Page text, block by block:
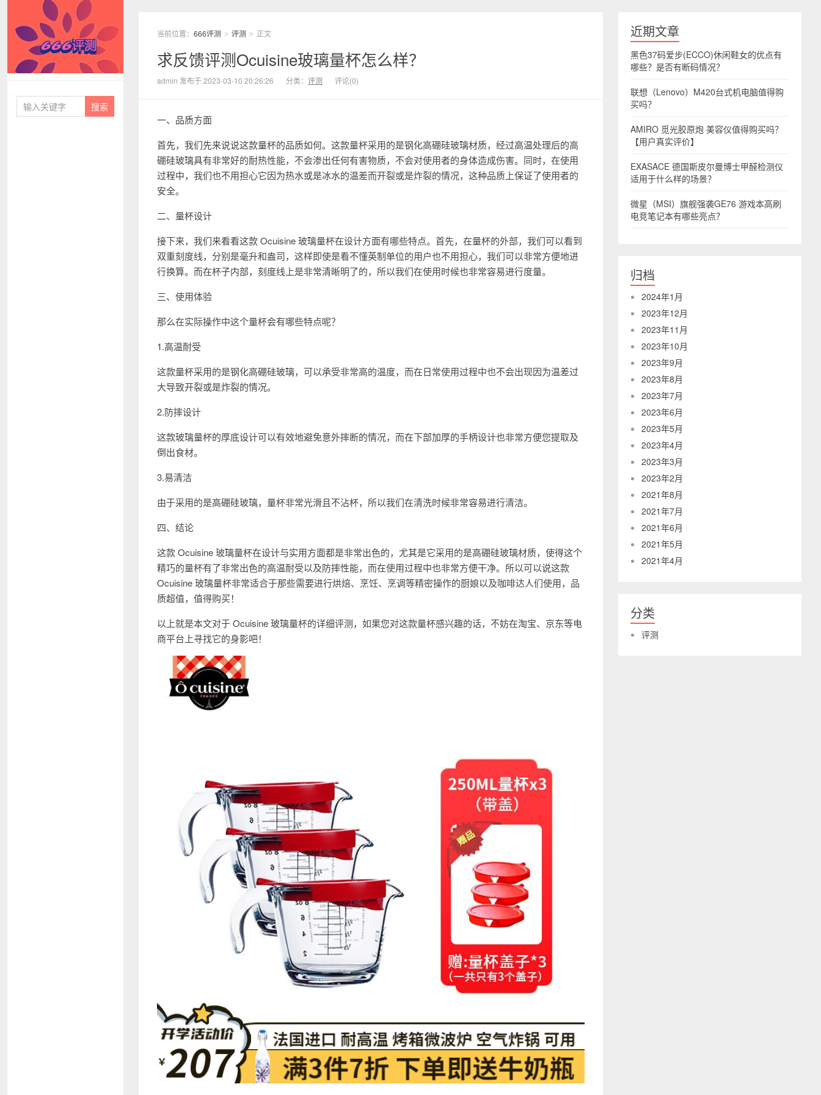
当前位置： 666评测 > 评测 > 正文
求反馈评测Ocuisine玻璃量杯怎么样？
admin 发布于 2023-03-10 20:26:26 分类： 评测 评论(0)
一、品质方面
首先，我们先来说说这款量杯的品质如何。这款量杯采用的是钢化高硼硅玻璃材质，经过高温处理后的高
硼硅玻璃具有非常好的耐热性能，不会渗出任何有害物质，不会对使用者的身体造成伤害。同时，在使用
过程中，我们也不用担心它因为热水或是冰水的温差而开裂或是炸裂的情况，这种品质上保证了使用者的
安全。
二、量杯设计
接下来，我们来看看这款 Ocuisine 玻璃量杯在设计方面有哪些特点。首先，在量杯的外部，我们可以看到
双重刻度线，分别是毫升和盎司，这样即使是看不懂英制单位的用户也不用担心，我们可以非常方便地进
行换算。而在杯子内部，刻度线上是非常清晰明了的，所以我们在使用时候也非常容易进行度量。
三、使用体验
那么在实际操作中这个量杯会有哪些特点呢？
1.高温耐受
这款量杯采用的是钢化高硼硅玻璃，可以承受非常高的温度，而在日常使用过程中也不会出现因为温差过
大导致开裂或是炸裂的情况。
2.防摔设计
这款玻璃量杯的厚底设计可以有效地避免意外摔断的情况，而在下部加厚的手柄设计也非常方便您提取及
倒出食材。
3.易清洁
由于采用的是高硼硅玻璃，量杯非常光滑且不沾杯，所以我们在清洗时候非常容易进行清洁。
四、结论
这款 Ocuisine 玻璃量杯在设计与实用方面都是非常出色的，尤其是它采用的是高硼硅玻璃材质，使得这个
精巧的量杯有了非常出色的高温耐受以及防摔性能，而在使用过程中也非常方便干净。所以可以说这款
Ocuisine 玻璃量杯非常适合于那些需要进行烘焙、烹饪、烹调等精密操作的厨娘以及咖啡达人们使用，品
质超值，值得购买！
以上就是本文对于 Ocuisine 玻璃量杯的详细评测，如果您对这款量杯感兴趣的话，不妨在淘宝、京东等电
商平台上寻找它的身影吧！
近期文章
黑色37码爱步(ECCO)休闲鞋女的优点有
哪些？是否有断码情况？
联想（Lenovo）M420台式机电脑值得购
买吗？
AMIRO 觅光胶原炮 美容仪值得购买吗？
【用户真实评价】
EXASACE 德国斯皮尔曼博士甲醛检测仪
适用于什么样的场景？
微星（MSI）旗舰强袭GE76 游戏本高刷
电竞笔记本有哪些亮点？
归档
2024年1月
2023年12月
2023年11月
2023年10月
2023年9月
2023年8月
2023年7月
2023年6月
2023年5月
2023年4月
2023年3月
2023年2月
2021年8月
2021年7月
2021年6月
2021年5月
2021年4月
分类
评测